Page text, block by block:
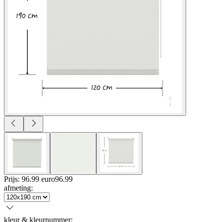
Prijs: 96.99 euro96.99
afmeting:
kleur & kleurnummer: